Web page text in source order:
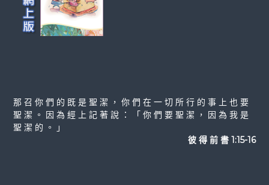
那 召 你 們 的 既 是 聖 潔 ， 你 們 在 一 切 所 行 的 事 上 也 要
聖 潔 。 因 為 經 上 記 著 說 ： 「 你 們 要 聖 潔 ， 因 為 我 是
聖 潔 的 。 」
彼 得 前 書 1:15-16